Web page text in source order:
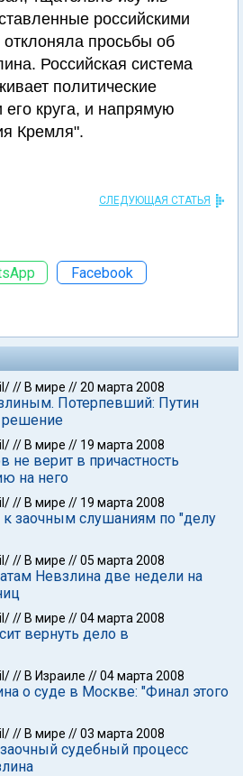
российскими
просьбы об
Российская система
политические
круга, и напрямую
Кремля".
СЛЕДУЮЩАЯ СТАТЬЯ
Facebook
// В мире //20 марта 2008
Потерпевший: Путин
решение
// В мире // 19 марта 2008
верит в причастность
на него
// В мире // 19 марта 2008
к заочным слушаниям по "делу
// В мире //05 марта 2008
Невзлина две недели на
// В мире //04 марта 2008
вернуть дело в
// В Израиле //04 марта 2008
о суде в Москве: "Финал этого
// В мире //03 марта 2008
судебный процесс